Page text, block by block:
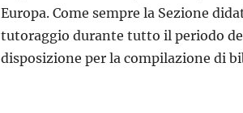
Europa. Come sempre la Sezione
tutoraggio durante tutto il periodo
disposizione per la compilazione di